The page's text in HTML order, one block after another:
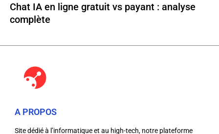
Chat IA en ligne gratuit vs payant : analyse
complète
A PROPOS
Site dédié à l’informatique et au high-tech, notre plateforme